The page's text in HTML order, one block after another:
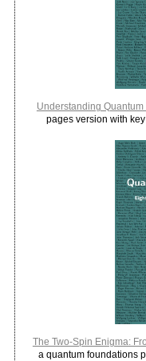
Understanding
pages version with
The Two-Spin Enigma:
a quantum foundations